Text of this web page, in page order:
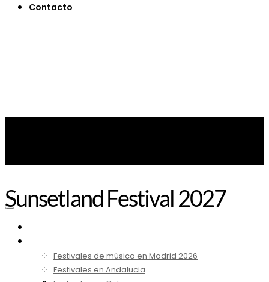
Contacto
Festivales de música en Madrid 2026
Festivales en Andalucia
Sunsetland Festival 2027